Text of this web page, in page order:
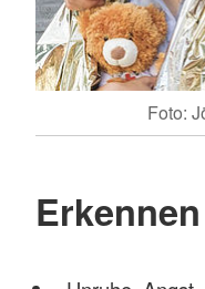
Foto:
Erkennen